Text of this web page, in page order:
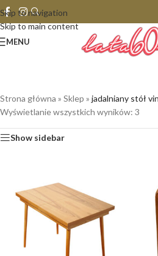
Skip to navigation
Skip to main content
MENU
Strona główna » Sklep » jadalniany stół
Wyświetlanie wszystkich wyników: 3
Show sidebar